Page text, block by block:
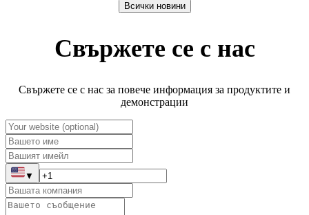
Всички новини
Свържете се с нас
Свържете се с нас за повече информация за продуктите и
демонстрации
▼